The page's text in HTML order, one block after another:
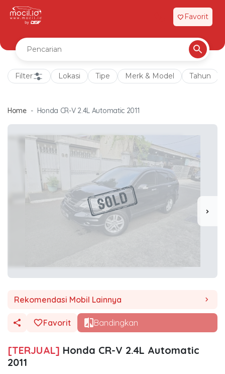
favorite Favorit
Filter Lokasi Tipe Merk & Model Tahun
Home Honda CR-V 2.4L Automatic 2011
chevron_right
Rekomendasi Mobil Lainnya chevron_right
Favorit Bandingkan
[TERJUAL] Honda CR-V 2.4L Automatic
2011